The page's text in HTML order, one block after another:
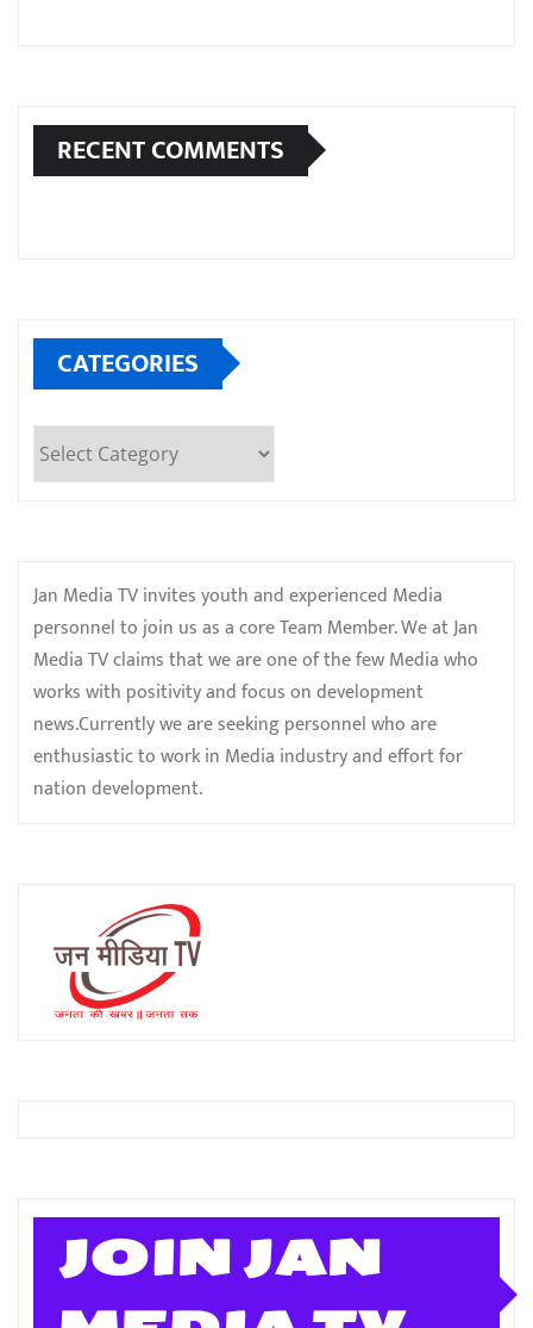
RECENT COMMENTS
CATEGORIES
Categories
Jan Media TV invites youth and experienced Media
personnel to join us as a core Team Member. We at Jan
Media TV claims that we are one of the few Media who
works with positivity and focus on development
news.Currently we are seeking personnel who are
enthusiastic to work in Media industry and effort for
nation development.
JOIN JAN